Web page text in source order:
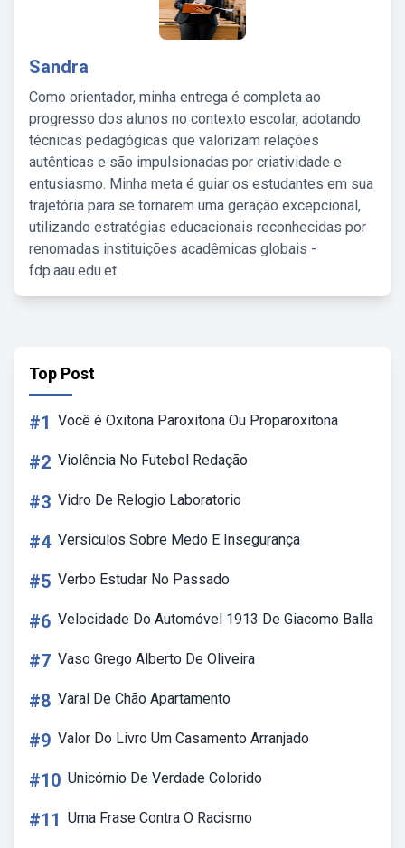
Sandra
Como orientador, minha entrega é completa ao
progresso dos alunos no contexto escolar, adotando
técnicas pedagógicas que valorizam relações
autênticas e são impulsionadas por criatividade e
entusiasmo. Minha meta é guiar os estudantes em sua
trajetória para se tornarem uma geração excepcional,
utilizando estratégias educacionais reconhecidas por
renomadas instituições acadêmicas globais -
fdp.aau.edu.et.
Top Post
#1 Você é Oxitona Paroxitona Ou Proparoxitona
#2 Violência No Futebol Redação
#3 Vidro De Relogio Laboratorio
#4 Versiculos Sobre Medo E Insegurança
#5 Verbo Estudar No Passado
#6 Velocidade Do Automóvel 1913 De Giacomo Balla
#7 Vaso Grego Alberto De Oliveira
#8 Varal De Chão Apartamento
#9 Valor Do Livro Um Casamento Arranjado
#10 Unicórnio De Verdade Colorido
#11 Uma Frase Contra O Racismo